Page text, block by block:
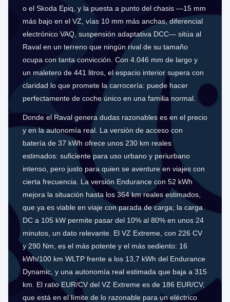
o el Skoda Epiq, y la puesta a punto del chasis —15 mm
más bajo en el VZ, vías 10 mm más anchas, diferencial
electrónico VAQ, suspensión adaptativa DCC— sitúa al
Raval en un terreno que ningún rival de su tamaño
ocupa con tanta convicción. Con 4.046 mm de largo y
un maletero de 441 litros, el espacio interior supera con
claridad lo que promete la carrocería: puede hacer
perfectamente de coche único en una familia normal.
Donde el Raval genera dudas razonables es en el precio
y en la autonomía real. La versión de acceso con
batería de 37 kWh ofrece unos 230 km reales
estimados: suficiente para uso urbano y periurbano
intenso, pero justo para quien se aventure en viajes con
cierta frecuencia. La versión Endurance con 52 kWh
mejora la situación hasta los 364 km reales estimados,
que ya es viable en viaje con parada de carga; la carga
DC a 105 kW permite pasar del 10% al 80% en unos 24
minutos, un dato relevante. El VZ Extreme, con 226 CV
y 290 Nm, es el más potente y el más sediento: 16
kWh/100 km WLTP frente a los 13,7 kWh del Endurance
Dynamic, y una autonomía real estimada que baja a 315
km. El ratio EUR/CV del VZ Extreme es de 186 EUR/CV,
que está en el límite de lo razonable para un eléctrico